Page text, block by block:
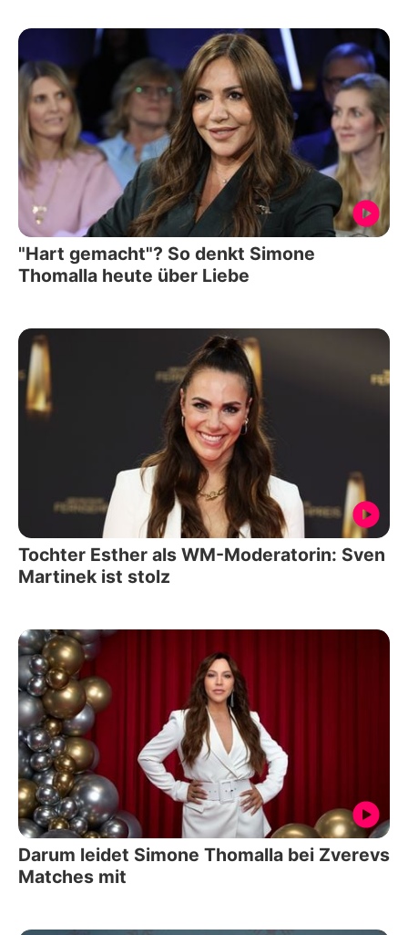
"Hart gemacht"? So denkt Simone
Thomalla heute über Liebe
Tochter Esther als WM-Moderatorin: Sven
Martinek ist stolz
Darum leidet Simone Thomalla bei Zverevs
Matches mit